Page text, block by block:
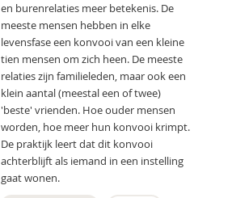
en burenrelaties meer betekenis. De
meeste mensen hebben in elke
levensfase een konvooi van een kleine
tien mensen om zich heen. De meeste
relaties zijn familieleden, maar ook een
klein aantal (meestal een of twee)
'beste' vrienden. Hoe ouder mensen
worden, hoe meer hun konvooi krimpt.
De praktijk leert dat dit konvooi
achterblijft als iemand in een instelling
gaat wonen.